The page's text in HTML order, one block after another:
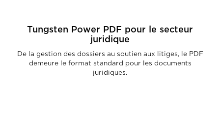
Tungsten Power PDF pour le secteur
juridique
De la gestion des dossiers au soutien aux litiges, le PDF
demeure le format standard pour les documents
juridiques.